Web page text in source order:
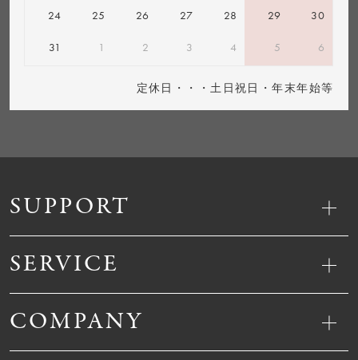
SUPPORT
SERVICE
COMPANY
24 25 26 27 28 29 30
31 1 2 3 4 5 6
定休日・・・土日祝日・年末年始等